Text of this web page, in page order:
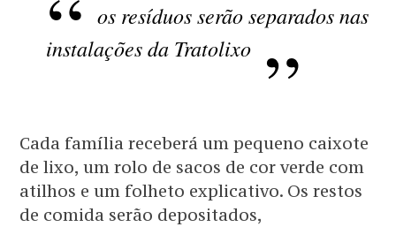
os resíduos serão separados nas
instalações da Tratolixo
Cada família receberá um pequeno caixote
de lixo, um rolo de sacos de cor verde com
atilhos e um folheto explicativo. Os restos
de comida serão depositados,